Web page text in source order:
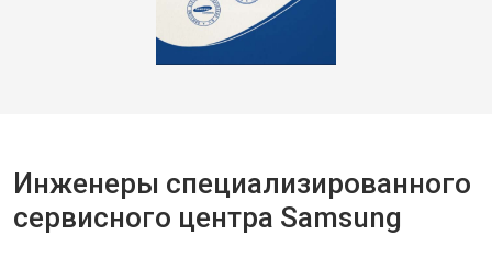
Инженеры специализированного
сервисного центра Samsung